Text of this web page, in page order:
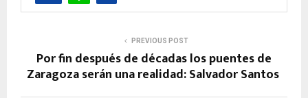
PREVIOUS POST
Por fin después de décadas los puentes de
Zaragoza serán una realidad: Salvador Santos